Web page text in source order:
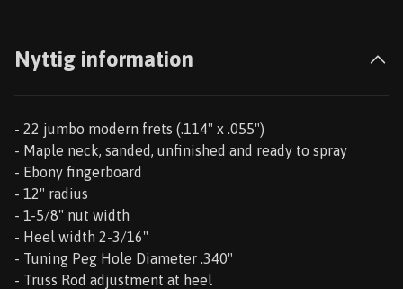
Nyttig information
- 22 jumbo modern frets (.114" x .055")
- Maple neck, sanded, unfinished and ready to spray
- Ebony fingerboard
- 12" radius
- 1-5/8" nut width
- Heel width 2-3/16"
- Tuning Peg Hole Diameter .340"
- Truss Rod adjustment at heel